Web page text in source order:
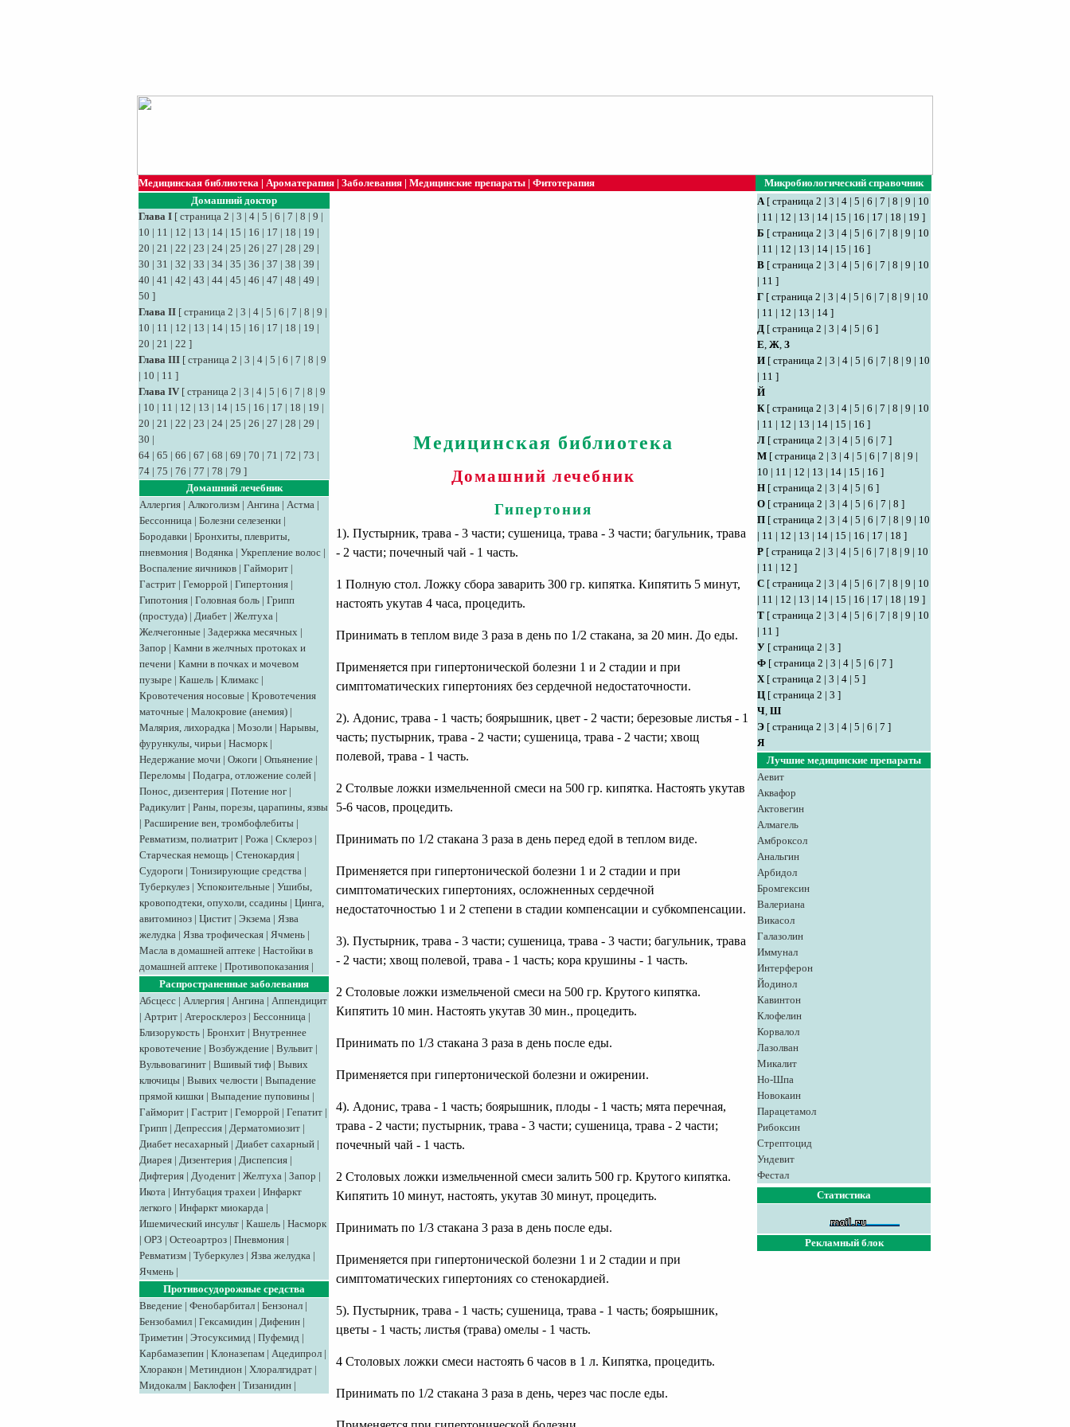
Медицинская библиотека | Ароматерапия | Заболевания | Медицинские препараты | Фитотерапия
Микробиологический справочник
Домашний доктор
Глава I [ страница 2 | 3 | 4 | 5 | 6 | 7 | 8 | 9 |
10 | 11 | 12 | 13 | 14 | 15 | 16 | 17 | 18 | 19 |
20 | 21 | 22 | 23 | 24 | 25 | 26 | 27 | 28 | 29 |
30 | 31 | 32 | 33 | 34 | 35 | 36 | 37 | 38 | 39 |
40 | 41 | 42 | 43 | 44 | 45 | 46 | 47 | 48 | 49 |
50 ]
Глава II [ страница 2 | 3 | 4 | 5 | 6 | 7 | 8 | 9 |
10 | 11 | 12 | 13 | 14 | 15 | 16 | 17 | 18 | 19 |
20 | 21 | 22 ]
Глава III [ страница 2 | 3 | 4 | 5 | 6 | 7 | 8 | 9
| 10 | 11 ]
Глава IV [ страница 2 | 3 | 4 | 5 | 6 | 7 | 8 | 9
| 10 | 11 | 12 | 13 | 14 | 15 | 16 | 17 | 18 | 19 |
20 | 21 | 22 | 23 | 24 | 25 | 26 | 27 | 28 | 29 |
30 |
64 | 65 | 66 | 67 | 68 | 69 | 70 | 71 | 72 | 73 |
74 | 75 | 76 | 77 | 78 | 79 ]
Домашний лечебник
Аллергия | Алкоголизм | Ангина | Астма |
Бессонница | Болезни селезенки |
Бородавки | Бронхиты, плевриты,
пневмония | Водянка | Укрепление волос |
Воспаление яичников | Гайморит |
Гастрит | Геморрой | Гипертония |
Гипотония | Головная боль | Грипп
(простуда) | Диабет | Желтуха |
Желчегонные | Задержка месячных |
Запор | Камни в желчных протоках и
печени | Камни в почках и мочевом
пузыре | Кашель | Климакс |
Кровотечения носовые | Кровотечения
маточные | Малокровие (анемия) |
Малярия, лихорадка | Мозоли | Нарывы,
фурункулы, чирьи | Насморк |
Недержание мочи | Ожоги | Опьянение |
Переломы | Подагра, отложение солей |
Понос, дизентерия | Потение ног |
Радикулит | Раны, порезы, царапины, язвы
| Расширение вен, тромбофлебиты |
Ревматизм, полиатрит | Рожа | Склероз |
Старческая немощь | Стенокардия |
Судороги | Тонизирующие средства |
Туберкулез | Успокоительные | Ушибы,
кровоподтеки, опухоли, ссадины | Цинга,
авитоминоз | Цистит | Экзема | Язва
желудка | Язва трофическая | Ячмень |
Масла в домашней аптеке | Настойки в
домашней аптеке | Противопоказания |
Распространенные заболевания
Абсцесс | Аллергия | Ангина | Аппендицит
| Артрит | Атеросклероз | Бессонница |
Близорукость | Бронхит | Внутреннее
кровотечение | Возбуждение | Вульвит |
Вульвовагинит | Вшивый тиф | Вывих
ключицы | Вывих челюсти | Выпадение
прямой кишки | Выпадение пуповины |
Гайморит | Гастрит | Геморрой | Гепатит |
Грипп | Депрессия | Дерматомиозит |
Диабет несахарный | Диабет сахарный |
Диарея | Дизентерия | Диспепсия |
Дифтерия | Дуоденит | Желтуха | Запор |
Икота | Интубация трахеи | Инфаркт
легкого | Инфаркт миокарда |
Ишемический инсульт | Кашель | Насморк
| ОРЗ | Остеоартроз | Пневмония |
Ревматизм | Туберкулез | Язва желудка |
Ячмень |
Противосудорожные средства
Введение | Фенобарбитал | Бензонал |
Бензобамил | Гексамидин | Дифенин |
Триметин | Этосуксимид | Пуфемид |
Карбамазепин | Клоназепам | Ацедипрол |
Хлоракон | Метиндион | Хлоралгидрат |
Мидокалм | Баклофен | Тизанидин |
Медицинская библиотека
Домашний лечебник
Гипертония
1). Пустырник, трава - 3 части; сушеница, трава - 3 части; багульник, трава
- 2 части; почечный чай - 1 часть.
1 Полную стол. Ложку сбора заварить 300 гр. кипятка. Кипятить 5 минут,
настоять укутав 4 часа, процедить.
Принимать в теплом виде 3 раза в день по 1/2 стакана, за 20 мин. До еды.
Применяется при гипертонической болезни 1 и 2 стадии и при
симптоматических гипертониях без сердечной недостаточности.
2). Адонис, трава - 1 часть; боярышник, цвет - 2 части; березовые листья - 1
часть; пустырник, трава - 2 части; сушеница, трава - 2 части; хвощ
полевой, трава - 1 часть.
2 Столвые ложки измельченной смеси на 500 гр. кипятка. Настоять укутав
5-6 часов, процедить.
Принимать по 1/2 стакана 3 раза в день перед едой в теплом виде.
Применяется при гипертонической болезни 1 и 2 стадии и при
симптоматических гипертониях, осложненных сердечной
недостаточностью 1 и 2 степени в стадии компенсации и субкомпенсации.
3). Пустырник, трава - 3 части; сушеница, трава - 3 части; багульник, трава
- 2 части; хвощ полевой, трава - 1 часть; кора крушины - 1 часть.
2 Столовые ложки измельченой смеси на 500 гр. Крутого кипятка.
Кипятить 10 мин. Настоять укутав 30 мин., процедить.
Принимать по 1/3 стакана 3 раза в день после еды.
Применяется при гипертонической болезни и ожирении.
4). Адонис, трава - 1 часть; боярышник, плоды - 1 часть; мята перечная,
трава - 2 части; пустырник, трава - 3 части; сушеница, трава - 2 части;
почечный чай - 1 часть.
2 Столовых ложки измельченной смеси залить 500 гр. Крутого кипятка.
Кипятить 10 минут, настоять, укутав 30 минут, процедить.
Принимать по 1/3 стакана 3 раза в день после еды.
Применяется при гипертонической болезни 1 и 2 стадии и при
симптоматических гипертониях со стенокардией.
5). Пустырник, трава - 1 часть; сушеница, трава - 1 часть; боярышник,
цветы - 1 часть; листья (трава) омелы - 1 часть.
4 Столовых ложки смеси настоять 6 часов в 1 л. Кипятка, процедить.
Принимать по 1/2 стакана 3 раза в день, через час после еды.
А[ страница 2 | 3 | 4 | 5 | 6 | 7 | 8 | 9 | 10
| 11 | 12 | 13 | 14 | 15 | 16 | 17 | 18 | 19 ]
Б [ страница 2 | 3 | 4 | 5 | 6 | 7 | 8 | 9 | 10
| 11 | 12 | 13 | 14 | 15 | 16 ]
В [ страница 2 | 3 | 4 | 5 | 6 | 7 | 8 | 9 | 10
| 11 ]
Г [ страница 2 | 3 | 4 | 5 | 6 | 7 | 8 | 9 | 10
| 11 | 12 | 13 | 14 ]
Д [ страница 2 | 3 | 4 | 5 | 6 ]
Е, Ж, З
И [ страница 2 | 3 | 4 | 5 | 6 | 7 | 8 | 9 | 10
| 11 ]
Й
К[ страница 2 | 3 | 4 | 5 | 6 | 7 | 8 | 9 | 10
| 11 | 12 | 13 | 14 | 15 | 16 ]
Л [ страница 2 | 3 | 4 | 5 | 6 | 7 ]
М [ страница 2 | 3 | 4 | 5 | 6 | 7 | 8 | 9 |
10 | 11 | 12 | 13 | 14 | 15 | 16 ]
Н [ страница 2 | 3 | 4 | 5 | 6 ]
О [ страница 2 | 3 | 4 | 5 | 6 | 7 | 8 ]
П [ страница 2 | 3 | 4 | 5 | 6 | 7 | 8 | 9 | 10
| 11 | 12 | 13 | 14 | 15 | 16 | 17 | 18 ]
Р [ страница 2 | 3 | 4 | 5 | 6 | 7 | 8 | 9 | 10
| 11 | 12 ]
С [ страница 2 | 3 | 4 | 5 | 6 | 7 | 8 | 9 | 10
| 11 | 12 | 13 | 14 | 15 | 16 | 17 | 18 | 19 ]
Т [ страница 2 | 3 | 4 | 5 | 6 | 7 | 8 | 9 | 10
| 11 ]
У [ страница 2 | 3 ]
Ф [ страница 2 | 3 | 4 | 5 | 6 | 7 ]
Х[ страница 2 | 3 | 4 | 5 ]
Ц [ страница 2 | 3 ]
Ч, Ш
Э [ страница 2 | 3 | 4 | 5 | 6 | 7 ]
Я
Лучшие медицинские препараты
Аевит
Аквафор
Актовегин
Алмагель
Амброксол
Анальгин
Арбидол
Бромгексин
Валериана
Викасол
Галазолин
Иммунал
Интерферон
Йодинол
Кавинтон
Клофелин
Корвалол
Лазолван
Микалит
Но-Шпа
Новокаин
Парацетамол
Рибоксин
Стрептоцид
Ундевит
Фестал
Статистика
Рекламный блок